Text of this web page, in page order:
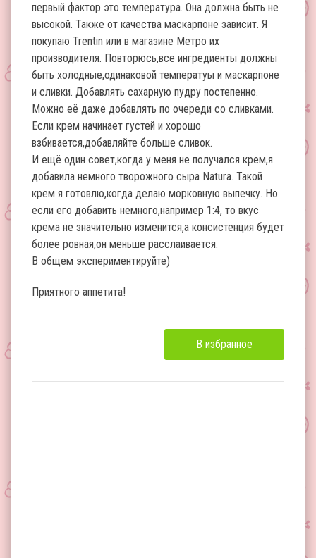
первый фактор это температура. Она должна быть не
высокой. Также от качества маскарпоне зависит. Я
покупаю Trentin или в магазине Метро их
производителя. Повторюсь,все ингредиенты должны
быть холодные,одинаковой температуы и маскарпоне
и сливки. Добавлять сахарную пудру постепенно.
Можно её даже добавлять по очереди со сливками.
Если крем начинает густей и хорошо
взбивается,добавляйте больше сливок.
И ещё один совет,когда у меня не получался крем,я
добавила немного творожного сыра Natura. Такой
крем я готовлю,когда делаю морковную выпечку. Но
если его добавить немного,например 1:4, то вкус
крема не значительно изменится,а консистенция будет
более ровная,он меньше расслаивается.
В общем экспериментируйте)
Приятного аппетита!
В избранное